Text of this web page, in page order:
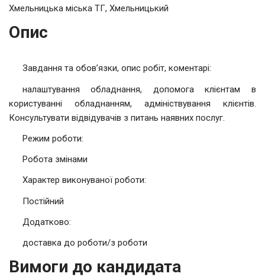
Хмельницька міська ТГ, Хмельницький
Опис
Завдання та обов’язки, опис робіт, коментарі:
налаштування обладнання, допомога клієнтам в
користуванні обладнанням, адмініствування клієнтів.
Консультувати відвідувачів з питань наявних послуг.
Режим роботи:
Робота змінами
Характер виконуваної роботи:
Постійний
Додатково:
доставка до роботи/з роботи
Вимоги до кандидата